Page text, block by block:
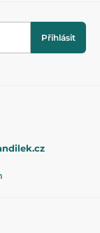
Přihlásit